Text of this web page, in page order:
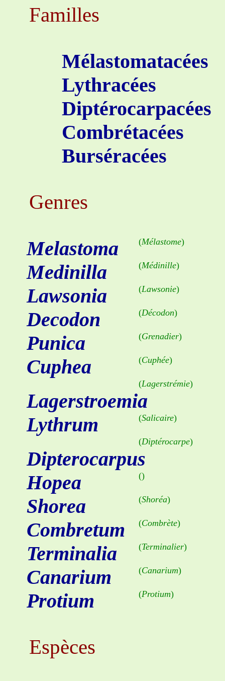
Familles
Mélastomatacées
Lythracées
Diptérocarpacées
Combrétacées
Burséracées
Genres
(Mélastome)
Melastoma
(Médinille)
Medinilla
(Lawsonie)
Lawsonia
(Décodon)
Decodon
(Grenadier)
Punica
(Cuphée)
Cuphea
(Lagerstrémie)
Lagerstroemia
(Salicaire)
Lythrum
(Diptérocarpe)
Dipterocarpus
()
Hopea
(Shoréa)
Shorea
(Combrète)
Combretum
(Terminalier)
Terminalia
(Canarium)
Canarium
(Protium)
Protium
Espèces